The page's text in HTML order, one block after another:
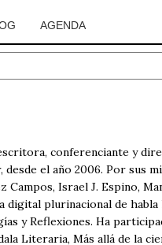
AGENDA
conferenciante y
desde el año 2006. Por sus
Campos, Israel J. Espino,
plurinacional de habla
y Reflexiones. Ha
Literaria, Más allá de la